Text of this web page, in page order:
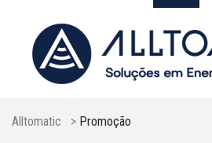
Alltomatic > Promoção